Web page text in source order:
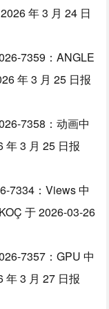
年 3 月 24 日
7359：ANGLE
年 3 月 25 日报
7358：动画中
年 3 月 25 日报
7334：Views 中
于 2026-03-26
7357：GPU 中
年 3 月 27 日报